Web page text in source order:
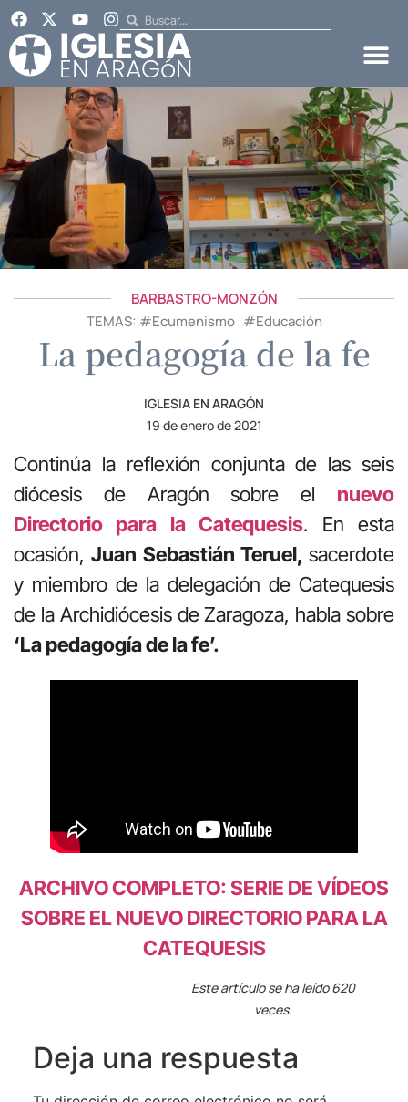
BARBASTRO-MONZÓN
TEMAS: #Ecumenismo#Educación
La pedagogía de la fe
IGLESIA EN ARAGÓN
19 de enero de 2021
Continúa la reflexión conjunta de las seis
diócesis de Aragón sobre el nuevo
Directorio para la Catequesis. En esta
ocasión, Juan Sebastián Teruel, sacerdote
y miembro de la delegación de Catequesis
de la Archidiócesis de Zaragoza, habla sobre
‘La pedagogía de la fe’.
ARCHIVO COMPLETO: SERIE DE VÍDEOS
SOBRE EL NUEVO DIRECTORIO PARA LA
CATEQUESIS
Este artículo se ha leído 620
veces.
Deja una respuesta